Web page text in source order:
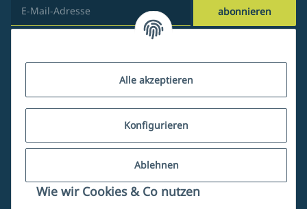
Alle akzeptieren
Konfigurieren
Ablehnen
Wie wir Cookies & Co nutzen
abonnieren